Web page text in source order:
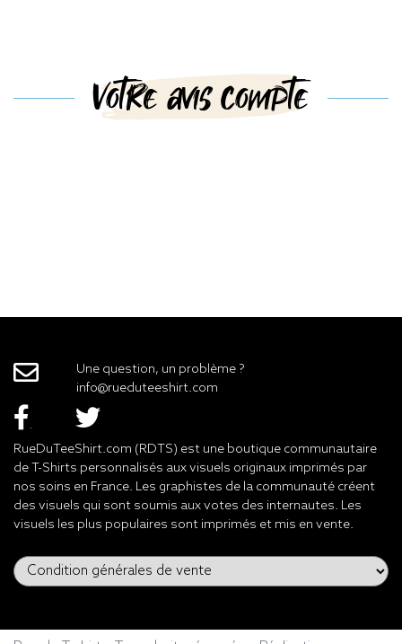
Votre avis compte
Une question, un problème ?
info@rueduteeshirt.com
RueDuTeeShirt.com (RDTS) est une boutique communautaire
de T-Shirts personnalisés aux visuels originaux imprimés par
nos soins en France. Les graphistes de la communauté créent
des visuels qui sont soumis aux votes des internautes. Les
visuels les plus populaires sont imprimés et mis en vente.